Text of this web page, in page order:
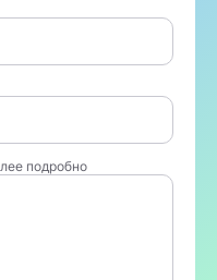
подробно